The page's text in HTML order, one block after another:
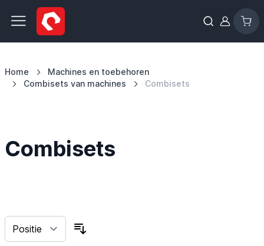
Ga naar de inhoud
Home
Machines en toebehoren
Combisets van machines
Combisets
Combisets